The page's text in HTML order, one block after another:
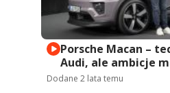
Porsche Macan –
Audi, ale ambicje
Dodane 2 lata temu